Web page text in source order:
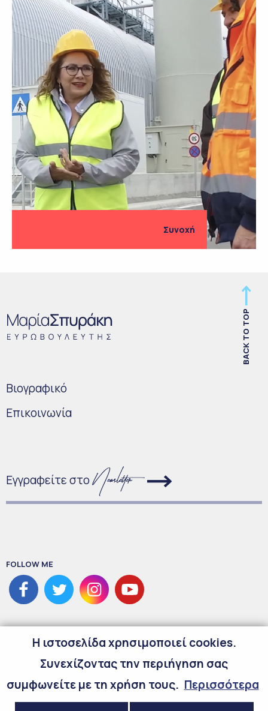
Συνοχή
BACK TO TOP
Bιογραφικό
Επικοινωνία
Εγγραφείτε στο
FOLLOW ME
H ιστοσελίδα χρησιμοποιεί cookies.
Συνεχίζοντας την περιήγηση σας
συμφωνείτε με τη χρήση τους. Περισσότερα